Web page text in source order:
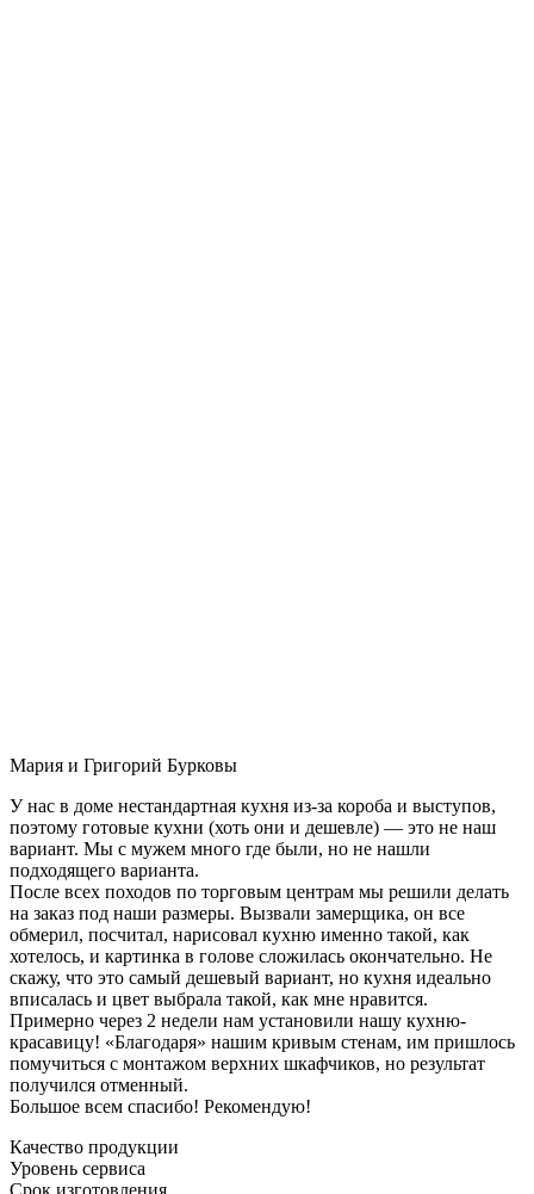
Мария и Григорий Бурковы
У нас в доме нестандартная кухня из-за короба и выступов,
поэтому готовые кухни (хоть они и дешевле) — это не наш
вариант. Мы с мужем много где были, но не нашли
подходящего варианта.
После всех походов по торговым центрам мы решили делать
на заказ под наши размеры. Вызвали замерщика, он все
обмерил, посчитал, нарисовал кухню именно такой, как
хотелось, и картинка в голове сложилась окончательно. Не
скажу, что это самый дешевый вариант, но кухня идеально
вписалась и цвет выбрала такой, как мне нравится.
Примерно через 2 недели нам установили нашу кухню-
красавицу! «Благодаря» нашим кривым стенам, им пришлось
помучиться с монтажом верхних шкафчиков, но результат
получился отменный.
Большое всем спасибо! Рекомендую!
Качество продукции
Уровень сервиса
Срок изготовления